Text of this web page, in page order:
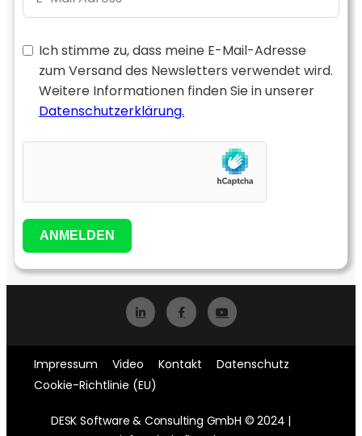
Ich stimme zu, dass meine E-Mail-Adresse
zum Versand des Newsletters verwendet wird.
Weitere Informationen finden Sie in unserer
Datenschutzerklärung.
ANMELDEN
Impressum Video Kontakt
Datenschutz
Cookie-Richtlinie (EU)
DESK Software & Consulting GmbH © 2024 |